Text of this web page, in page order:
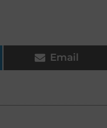
Email